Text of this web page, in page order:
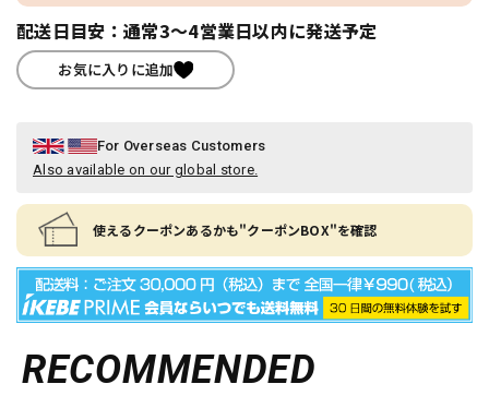
配送日目安：通常3～4営業日以内に発送予定
お気に入りに追加
For Overseas Customers
Also available on our global store.
使えるクーポンあるかも"クーポンBOX"を確認
RECOMMENDED